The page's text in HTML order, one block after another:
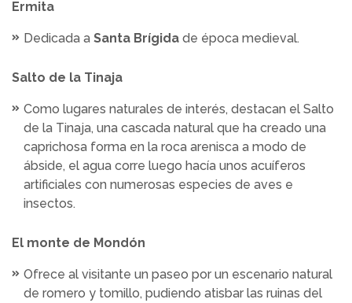
Ermita
Dedicada a Santa Brígida de época medieval.
Salto de la Tinaja
Como lugares naturales de interés, destacan el Salto
de la Tinaja, una cascada natural que ha creado una
caprichosa forma en la roca arenisca a modo de
ábside, el agua corre luego hacía unos acuíferos
artificiales con numerosas especies de aves e
insectos.
El monte de Mondón
Ofrece al visitante un paseo por un escenario natural
de romero y tomillo, pudiendo atisbar las ruinas del